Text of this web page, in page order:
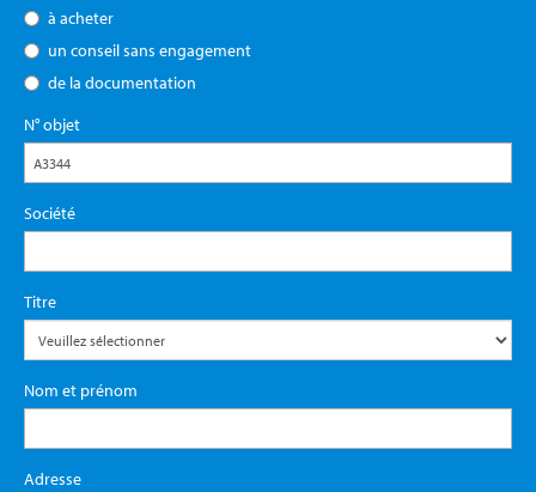
à acheter
un conseil sans engagement
de la documentation
N° objet
Société
Titre
Nom et prénom
Adresse